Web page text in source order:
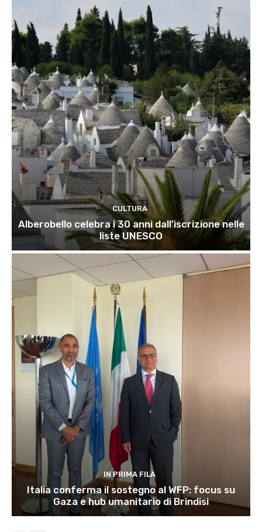
CULTURA
Alberobello celebra i 30 anni dall’iscrizione nelle
liste UNESCO
IN PRIMA FILA
Italia conferma il sostegno al WFP: focus su
Gaza e hub umanitario di Brindisi